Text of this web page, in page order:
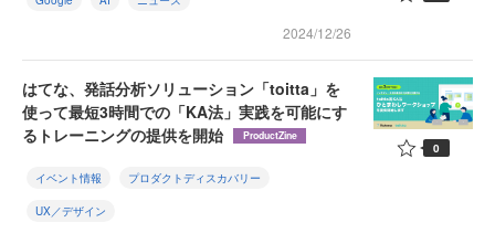
2024/12/26
はてな、発話分析ソリューション「toitta」を
使って最短3時間での「KA法」実践を可能にす
るトレーニングの提供を開始
ProductZine
イベント情報 プロダクトディスカバリー
UX／デザイン
0